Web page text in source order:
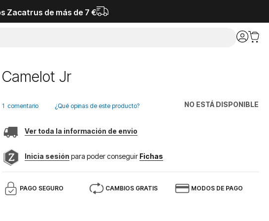
Zacatrus de más de 7 €
Camelot Jr
NO ESTÁ DISPONIBLE
1 comentario ¿Qué opinas de este producto?
Ver toda la información de envio
Inicia sesión para poder conseguir Fichas
PAGO SEGURO CAMBIOS GRATIS MODOS DE PAGO